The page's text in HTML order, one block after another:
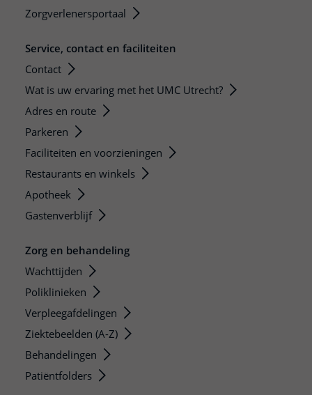
Zorgverlenersportaal
Service, contact en faciliteiten
Contact
Wat is uw ervaring met het UMC Utrecht?
Adres en route
Parkeren
Faciliteiten en voorzieningen
Restaurants en winkels
Apotheek
Gastenverblijf
Zorg en behandeling
Wachttijden
Poliklinieken
Verpleegafdelingen
Ziektebeelden (A-Z)
Behandelingen
Patiëntfolders